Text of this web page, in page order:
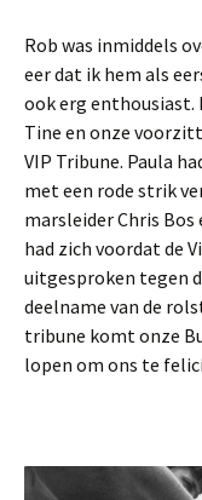
Rob was inmiddels
eer dat ik hem als
ook erg enthousiast.
Tine en onze
VIP Tribune. Paula
met een rode strik
marsleider Chris Bos
had zich voordat de
uitgesproken tegen
deelname van de
tribune komt onze
lopen om ons te